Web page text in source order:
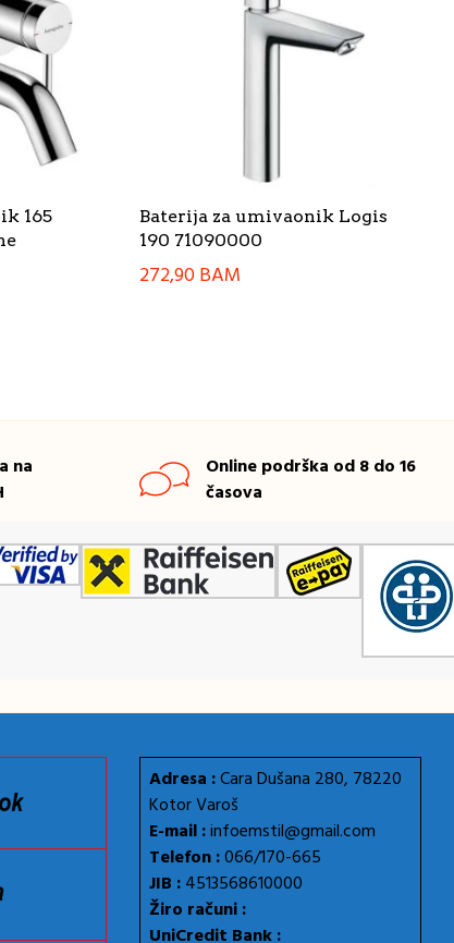
165
Baterija za umivaonik Logis
190 71090000
272,90BAM
na
Online podrška od 8 do 16
časova
Adresa :Cara Dušana 280, 78220
Kotor Varoš
E-mail :infoemstil@gmail.com
Telefon :066/170-665
JIB :4513568610000
Žiro računi :
UniCredit Bank :